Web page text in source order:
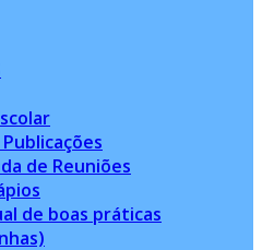
Publicações
de Reuniões
de boas práticas